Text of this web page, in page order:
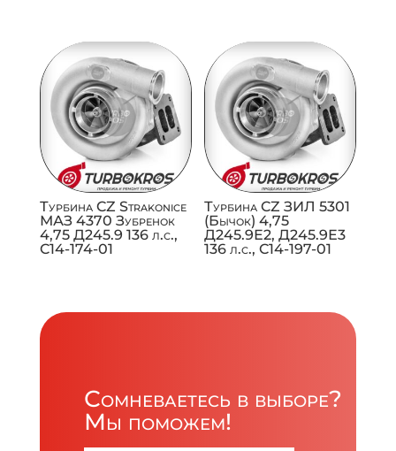
Турбина CZ Strakonice
МАЗ 4370 Зубренок
4,75 Д245.9 136 л.с.,
C14-174-01
Турбина CZ ЗИЛ 5301
(Бычок) 4,75
Д245.9Е2, Д245.9Е3
136 л.с., C14-197-01
Сомневаетесь в выборе?
Мы поможем!